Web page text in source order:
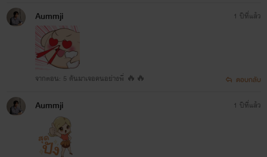
Aummji
จากตอน: 5 ดันมาเจอคนอย่างพี่ 🔥🔥
1 ปีที่แล้ว
ตอบกลับ
Aummji 1 ปีที่แล้ว